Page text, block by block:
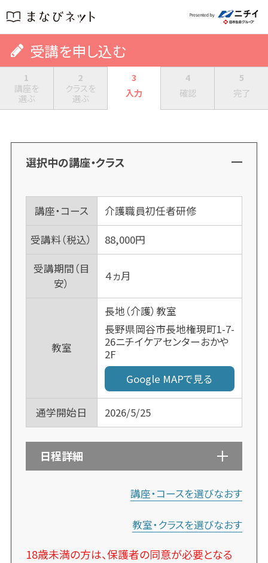
受講を申し込む
1
講座を
選ぶ
2
クラスを
選ぶ
3
入力
4
確認
5
完了
選択中の講座・クラス
講座・コース
介護職員初任者研修
受講料（税込）
88,000円
受講期間（目
安）
４ヵ月
教室
長地（介護）教室
長野県岡谷市長地権現町1-7-
26ニチイケアセンターおかや
2F
Google MAPで見る
通学開始日 2026/5/25
日程詳細
講座・コースを選びなおす
教室・クラスを選びなおす
18歳未満の方は、保護者の同意が必要となる